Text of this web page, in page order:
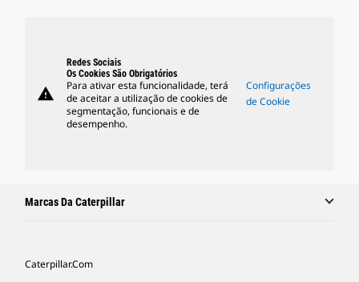
warning
Redes Sociais
Os Cookies São Obrigatórios
Para ativar esta funcionalidade, terá
de aceitar a utilização de cookies de
segmentação, funcionais e de
desempenho.
Configurações
de Cookie
Marcas Da Caterpillar
Caterpillar.com